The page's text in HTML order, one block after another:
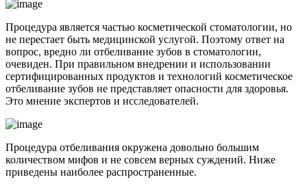
Процедура является частью косметической стоматологии, но
не перестает быть медицинской услугой. Поэтому ответ на
вопрос, вредно ли отбеливание зубов в стоматологии,
очевиден. При правильном внедрении и использовании
сертифицированных продуктов и технологий косметическое
отбеливание зубов не представляет опасности для здоровья.
Это мнение экспертов и исследователей.
Процедура отбеливания окружена довольно большим
количеством мифов и не совсем верных суждений. Ниже
приведены наиболее распространенные.